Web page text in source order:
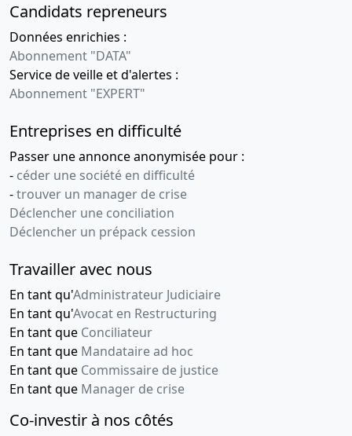
Candidats repreneurs
Données enrichies :
Abonnement "DATA"
Service de veille et d'alertes :
Abonnement "EXPERT"
Entreprises en difficulté
Passer une annonce anonymisée pour :
- céder une société en difficulté
-trouver un manager de crise
Déclencher une conciliation
Déclencher un prépack cession
Travailler avec nous
En tant qu'Administrateur Judiciaire
En tant qu'Avocat en Restructuring
En tant que Conciliateur
En tant que Mandataire ad hoc
En tant que Commissaire de justice
En tant que Manager de crise
Co-investir à nos côtés